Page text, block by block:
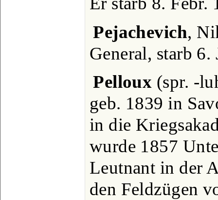
Pejachevich,
General, starb
Pelloux (spr. -
geb. 1839 in
in die
wurde 1857
Leutnant in der
den Feldzügen